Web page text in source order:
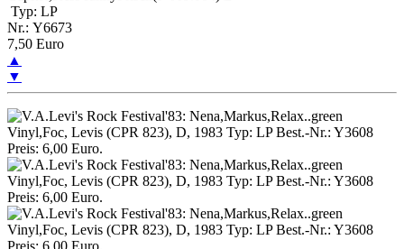
Typ: LP
Nr.: Y6673
7,50 Euro
▲
▼